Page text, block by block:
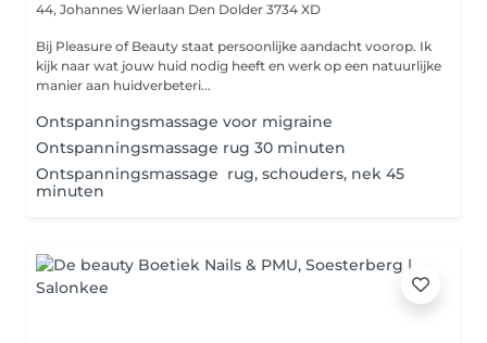
44, Johannes Wierlaan Den Dolder 3734 XD
Bij Pleasure of Beauty staat persoonlijke aandacht voorop. Ik
kijk naar wat jouw huid nodig heeft en werk op een natuurlijke
manier aan huidverbeteri...
Ontspanningsmassage voor migraine
Ontspanningsmassage rug 30 minuten
Ontspanningsmassage rug, schouders, nek 45
minuten